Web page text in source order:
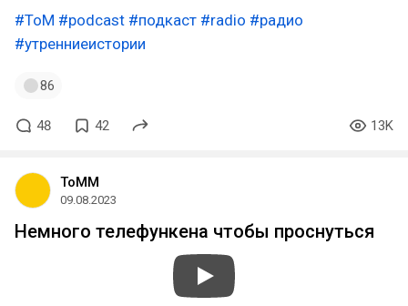
#ToM #podcast #подкаст #radio #радио
#утренниеистории
86
48 42 13K
ToMM
09.08.2023
Немного телефункена чтобы проснуться